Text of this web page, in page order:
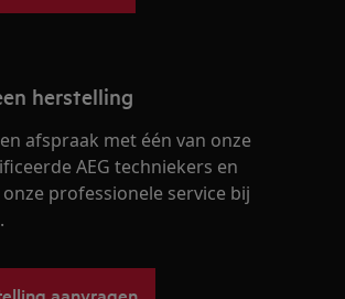
herstelling
afspraak met één van onze
AEG techniekers en
professionele service bij